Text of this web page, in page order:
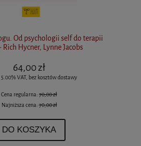
Od psychologii self do terapii
Rich Hycner, Lynne Jacobs
64,00 zł
VAT, bez kosztów dostawy
Cena regularna: 70,00 zł
Najniższa cena:70,00 zł
DO KOSZYKA